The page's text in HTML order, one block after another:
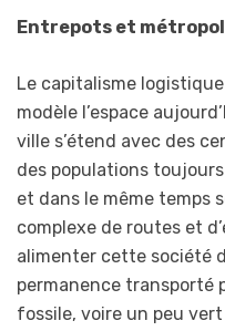
Entrepots et
Le capitalisme
modèle l’espace
ville s’étend avec des
des populations
et dans le même temps
complexe de routes et
alimenter cette société
permanence transporté
fossile, voire un peu